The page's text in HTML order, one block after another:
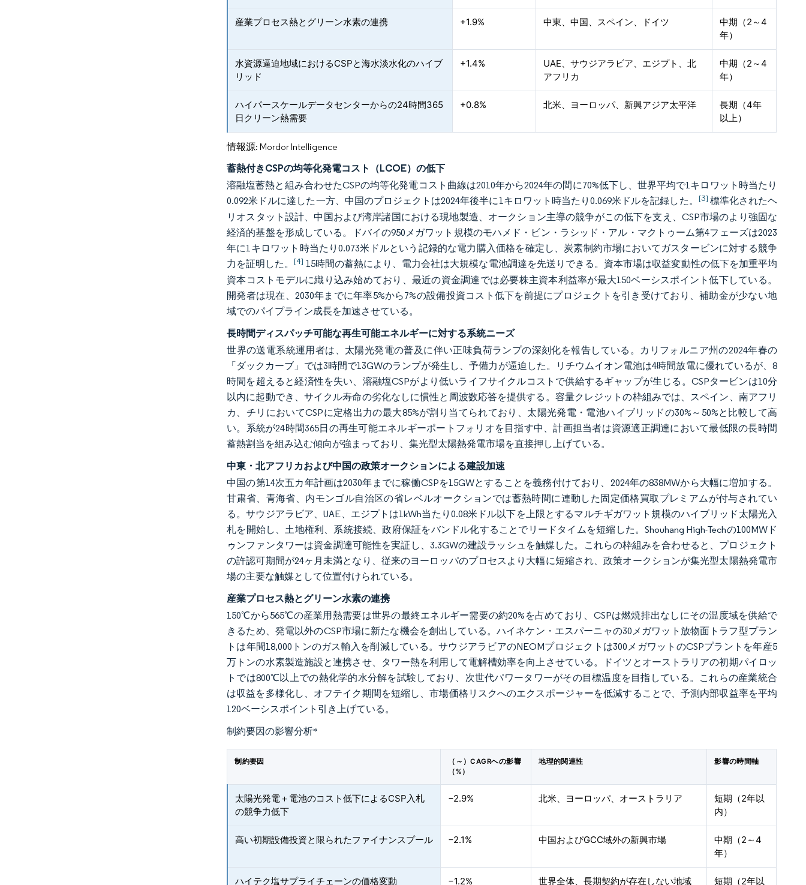
産業プロセス熱とグリーン水素の連携 +1.9% 中東、中国、スペイン、ドイツ
中期（2～4
年）
水資源逼迫地域におけるCSPと海水淡水化のハイブ
リッド
+1.4%
UAE、サウジアラビア、エジプト、北
アフリカ
中期（2～4
年）
ハイパースケールデータセンターからの24時間365
日クリーン熱需要
+0.8% 北米、ヨーロッパ、新興アジア太平洋
長期（4年
以上）
情報源: Mordor Intelligence
蓄熱付きCSPの均等化発電コスト（LCOE）の低下
溶融塩蓄熱と組み合わせたCSPの均等化発電コスト曲線は2010年から2024年の間に70%低下し、世界平均で1キロワット時当たり
0.092米ドルに達した一方、中国のプロジェクトは2024年後半に1キロワット時当たり0.069米ドルを記録した。 [3] 標準化されたヘ
リオスタット設計、中国および湾岸諸国における現地製造、オークション主導の競争がこの低下を支え、CSP市場のより強固な
経済的基盤を形成している。ドバイの950メガワット規模のモハメド・ビン・ラシッド・アル・マクトゥーム第4フェーズは2023
年に1キロワット時当たり0.073米ドルという記録的な電力購入価格を確定し、炭素制約市場においてガスタービンに対する競争
力を証明した。[4] 15時間の蓄熱により、電力会社は大規模な電池調達を先送りできる。資本市場は収益変動性の低下を加重平均
資本コストモデルに織り込み始めており、最近の資金調達では必要株主資本利益率が最大150ベーシスポイント低下している。
開発者は現在、2030年までに年率5%から7%の設備投資コスト低下を前提にプロジェクトを引き受けており、補助金が少ない地
域でのパイプライン成長を加速させている。
長時間ディスパッチ可能な再生可能エネルギーに対する系統ニーズ
世界の送電系統運用者は、太陽光発電の普及に伴い正味負荷ランプの深刻化を報告している。カリフォルニア州の2024年春の
「ダックカーブ」では3時間で13GWのランプが発生し、予備力が逼迫した。リチウムイオン電池は4時間放電に優れているが、8
時間を超えると経済性を失い、溶融塩CSPがより低いライフサイクルコストで供給するギャップが生じる。CSPタービンは10分
以内に起動でき、サイクル寿命の劣化なしに慣性と周波数応答を提供する。容量クレジットの枠組みでは、スペイン、南アフリ
カ、チリにおいてCSPに定格出力の最大85%が割り当てられており、太陽光発電・電池ハイブリッドの30%～50%と比較して高
い。系統が24時間365日の再生可能エネルギーポートフォリオを目指す中、計画担当者は資源適正調達において最低限の長時間
蓄熱割当を組み込む傾向が強まっており、集光型太陽熱発電市場を直接押し上げている。
中東・北アフリカおよび中国の政策オークションによる建設加速
中国の第14次五カ年計画は2030年までに稼働CSPを15GWとすることを義務付けており、2024年の838MWから大幅に増加する。
甘粛省、青海省、内モンゴル自治区の省レベルオークションでは蓄熱時間に連動した固定価格買取プレミアムが付与されてい
る。サウジアラビア、UAE、エジプトは1kWh当たり0.08米ドル以下を上限とするマルチギガワット規模のハイブリッド太陽光入
札を開始し、土地権利、系統接続、政府保証をバンドル化することでリードタイムを短縮した。Shouhang High-Techの100MWド
ゥンファンタワーは資金調達可能性を実証し、3.3GWの建設ラッシュを触媒した。これらの枠組みを合わせると、プロジェクト
の許認可期間が24ヶ月未満となり、従来のヨーロッパのプロセスより大幅に短縮され、政策オークションが集光型太陽熱発電市
場の主要な触媒として位置付けられている。
産業プロセス熱とグリーン水素の連携
150℃から565℃の産業用熱需要は世界の最終エネルギー需要の約20%を占めており、CSPは燃焼排出なしにその温度域を供給で
きるため、発電以外のCSP市場に新たな機会を創出している。ハイネケン・エスパーニャの30メガワット放物面トラフ型プラン
トは年間18,000トンのガス輸入を削減している。サウジアラビアのNEOMプロジェクトは300メガワットのCSPプラントを年産5
万トンの水素製造施設と連携させ、タワー熱を利用して電解槽効率を向上させている。ドイツとオーストラリアの初期パイロッ
トでは800℃以上での熱化学的水分解を試験しており、次世代パワータワーがその目標温度を目指している。これらの産業統合
は収益を多様化し、オフテイク期間を短縮し、市場価格リスクへのエクスポージャーを低減することで、予測内部収益率を平均
120ベーシスポイント引き上げている。
制約要因の影響分析*
制約要因
（～）CAGRへの影響
（%）
地理的関連性 影響の時間軸
太陽光発電＋電池のコスト低下によるCSP入札
の競争力低下
−2.9% 北米、ヨーロッパ、オーストラリア
短期（2年以
内）
高い初期設備投資と限られたファイナンスプール −2.1% 中国およびGCC域外の新興市場
中期（2～4
年）
ハイテク塩サプライチェーンの価格変動 −1.2% 世界全体、長期契約が存在しない地域 短期（2年以